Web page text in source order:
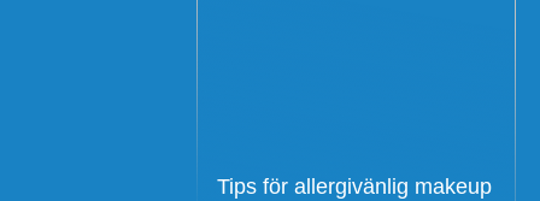
Tips för allergivänlig makeup